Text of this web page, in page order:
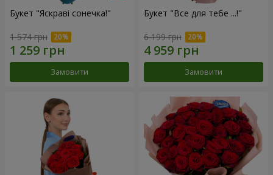
Букет "Яскраві сонечка!"
1 574 грн
Замовити
Букет "Все для тебе ...!"
6 199 грн
Замовити